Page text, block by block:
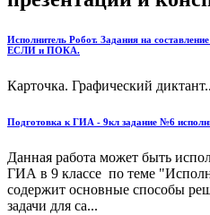
Исполнитель Робот. Задания на
ЕСЛИ и ПОКА.
Карточка. Графический
Подготовка к ГИА - 9кл задание №6
Данная работа может быть
ГИА в 9 классе по теме
содержит основные способы
задачи для са...